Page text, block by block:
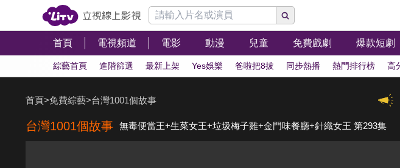
首頁 電視頻道 電影 動漫 兒童 免費戲劇 爆款短劇
綜藝首頁 進階篩選 最新上架 Yes娛樂 爸啦把8拔 同步熱播 熱門排行榜 高
首頁>免費綜藝>台灣1001個故事
台灣1001個故事 無毒便當王+生菜女王+垃圾梅子雞+金門味餐廳+針織女王 第293集